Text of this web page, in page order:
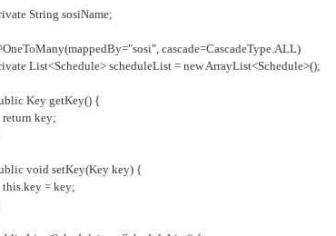
String sosiName;
cascade=CascadeType.ALL)
List<Schedule> scheduleList = new ArrayList<Schedule>();
Key getKey() {
key;
void setKey(Key key) {
= key;